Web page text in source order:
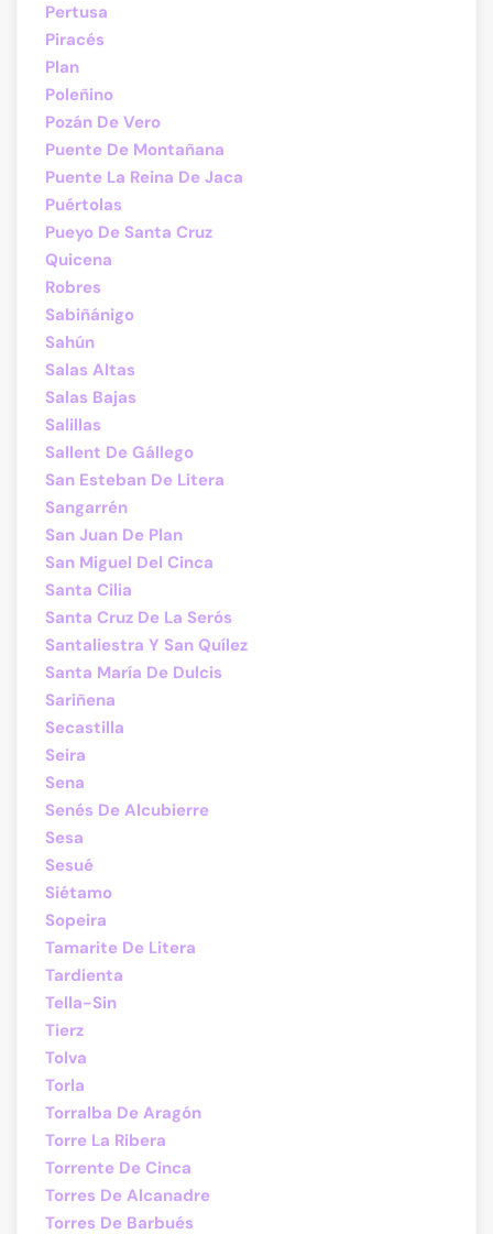
Pertusa
Piracés
Plan
Poleñino
Pozán De Vero
Puente De Montañana
Puente La Reina De Jaca
Puértolas
Pueyo De Santa Cruz
Quicena
Robres
Sabiñánigo
Sahún
Salas Altas
Salas Bajas
Salillas
Sallent De Gállego
San Esteban De Litera
Sangarrén
San Juan De Plan
San Miguel Del Cinca
Santa Cilia
Santa Cruz De La Serós
Santaliestra Y San Quílez
Santa María De Dulcis
Sariñena
Secastilla
Seira
Sena
Senés De Alcubierre
Sesa
Sesué
Siétamo
Sopeira
Tamarite De Litera
Tardienta
Tella-Sin
Tierz
Tolva
Torla
Torralba De Aragón
Torre La Ribera
Torrente De Cinca
Torres De Alcanadre
Torres De Barbués